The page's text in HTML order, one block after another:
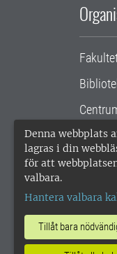
Denna webbplats
lagras i din
för att
valbara.
Hantera valbara
Tillåt bara